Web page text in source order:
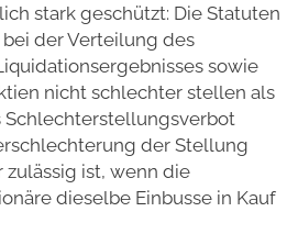
stark geschützt: Die Statuten
der Verteilung des
sowie
nicht schlechter stellen als
Schlechterstellungsverbot
der Stellung
ist, wenn die
dieselbe Einbusse in Kauf